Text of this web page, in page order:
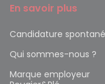
En savoir plus
Candidature
Qui sommes-nous ?
Marque employeur